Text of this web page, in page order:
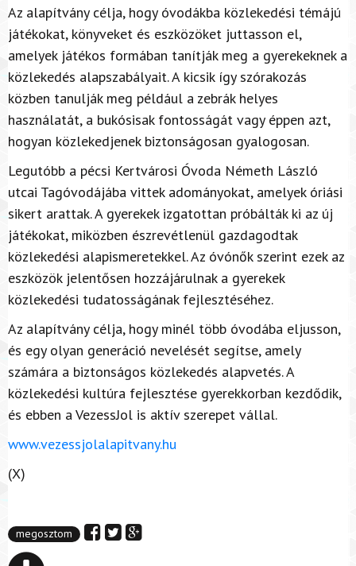
Az alapítvány célja, hogy óvodákba közlekedési témájú
játékokat, könyveket és eszközöket juttasson el,
amelyek játékos formában tanítják meg a gyerekeknek a
közlekedés alapszabályait. A kicsik így szórakozás
közben tanulják meg például a zebrák helyes
használatát, a bukósisak fontosságát vagy éppen azt,
hogyan közlekedjenek biztonságosan gyalogosan.
Legutóbb a pécsi Kertvárosi Óvoda Németh László
utcai Tagóvodájába vittek adományokat, amelyek óriási
sikert arattak. A gyerekek izgatottan próbálták ki az új
játékokat, miközben észrevétlenül gazdagodtak
közlekedési alapismeretekkel. Az óvónők szerint ezek az
eszközök jelentősen hozzájárulnak a gyerekek
közlekedési tudatosságának fejlesztéséhez.
Az alapítvány célja, hogy minél több óvodába eljusson,
és egy olyan generáció nevelését segítse, amely
számára a biztonságos közlekedés alapvetés. A
közlekedési kultúra fejlesztése gyerekkorban kezdődik,
és ebben a VezessJol is aktív szerepet vállal.
www.vezessjolalapitvany.hu
(X)
megosztom